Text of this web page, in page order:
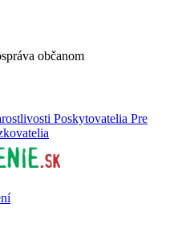
občanom
Poskytovatelia Pre